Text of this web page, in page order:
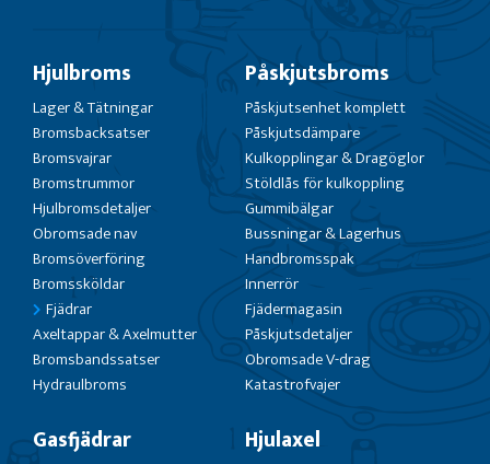
Hjulbroms
Lager & Tätningar
Bromsbacksatser
Bromsvajrar
Bromstrummor
Hjulbromsdetaljer
Obromsade nav
Bromsöverföring
Bromssköldar
Fjädrar
Axeltappar & Axelmutter
Bromsbandssatser
Hydraulbroms
Påskjutsbroms
Påskjutsenhet komplett
Påskjutsdämpare
Kulkopplingar & Dragöglor
Stöldlås för kulkoppling
Gummibälgar
Bussningar & Lagerhus
Handbromsspak
Innerrör
Fjädermagasin
Påskjutsdetaljer
Obromsade V-drag
Katastrofvajer
Gasfjädrar Hjulaxel